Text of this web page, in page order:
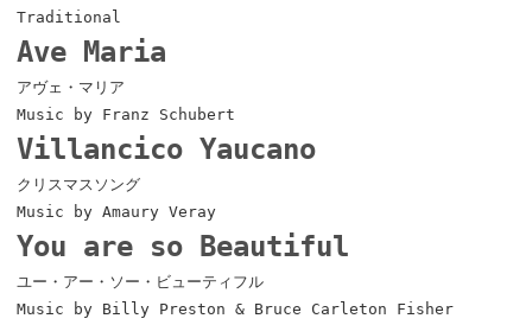
Traditional
Ave Maria
アヴェ・マリア
Music by Franz Schubert
Villancico Yaucano
クリスマスソング
Music by Amaury Veray
You are so Beautiful
ユー・アー・ソー・ビューティフル
Music by Billy Preston & Bruce Carleton Fisher